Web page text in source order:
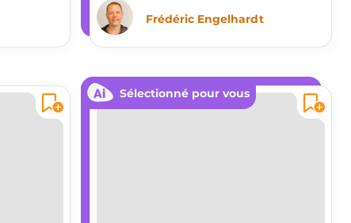
première étape essentielle vers la certification
Microsoft AI Business Professional (AB730).
Frédéric Engelhardt
Sélectionné pour vous